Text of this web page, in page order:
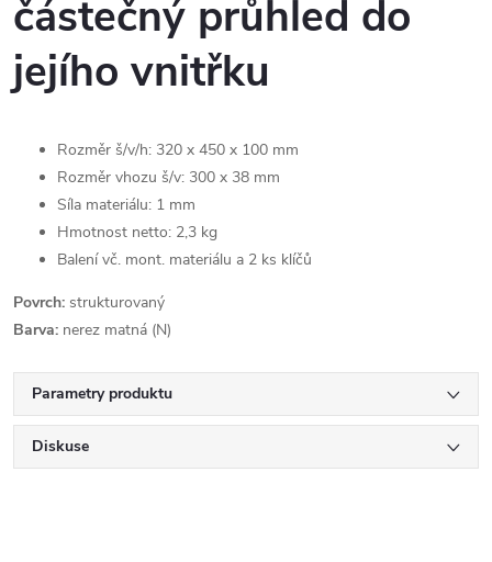
částečný průhled do
jejího vnitřku
Rozměr š/v/h: 320 x 450 x 100 mm
Rozměr vhozu š/v: 300 x 38 mm
Síla materiálu: 1 mm
Hmotnost netto: 2,3 kg
Balení vč. mont. materiálu a 2 ks klíčů
Povrch: strukturovaný
Barva: nerez matná (N)
Parametry produktu
Diskuse